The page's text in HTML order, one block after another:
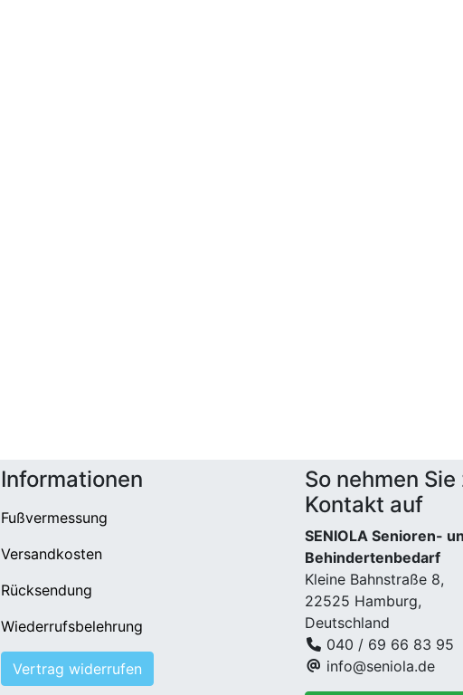
Informationen
Fußvermessung
Versandkosten
Rücksendung
Wiederrufsbelehrung
Vertrag widerrufen
So nehmen Sie
Kontakt auf
SENIOLA Senioren-
Behindertenbedarf
Kleine Bahnstraße 8,
22525 Hamburg,
Deutschland
040 / 69 66 83 95
info@seniola.de